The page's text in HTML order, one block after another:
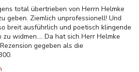
total übertrieben von Herrn Helmke
geben. Ziemlich unprofessionell! Und
breit ausführlich und poetisch klingende
zu widmen.... Da hat sich Herr Helmke
gegeben als die